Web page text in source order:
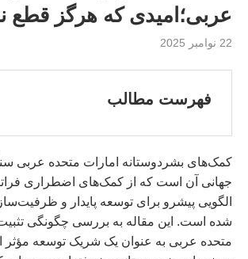
عربی؛امیدی که هرگز قطع
22 نوامبر 2025
فهرست مطالب
کمک‌های بشردوستانه امارات متحده عربی
جهانی آن است که از کمک‌های اضطراری
الگویی پیشرو برای توسعه پایدار و
شده است. این مقاله به بررسی چگونگی
متحده عربی به عنوان یک شریک توسعه مؤثر